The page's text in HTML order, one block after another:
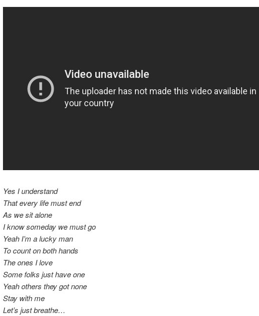
Yes I understand
That every life must end
As we sit alone
I know someday we must go
Yeah I’m a lucky man
To count on both hands
The ones I love
Some folks just have one
Yeah others they got none
Stay with me
Let’s just breathe…